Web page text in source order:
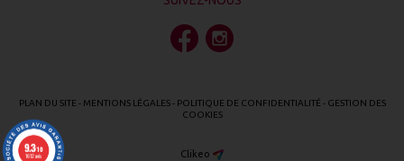
PLAN DU SITE - MENTIONS LÉGALES- POLITIQUE DE CONFIDENTIALITÉ - GESTION DES
COOKIES
Clikeo
9.3/10
1612 avis